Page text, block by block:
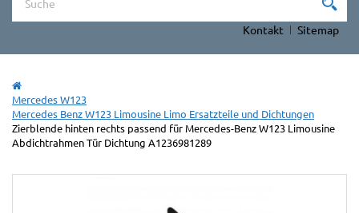
Kontakt Sitemap
Mercedes W123
Mercedes Benz W123 Limousine Limo Ersatzteile und Dichtungen
Zierblende hinten rechts passend für Mercedes-Benz W123 Limousine
Abdichtrahmen Tür Dichtung A1236981289